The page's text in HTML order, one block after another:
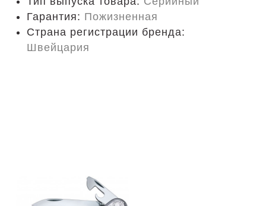
Гарантия: Пожизненная
Страна регистрации бренда:
Швейцария